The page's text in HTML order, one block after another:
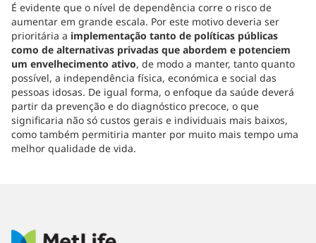
É evidente que o nível de dependência corre o risco de
aumentar em grande escala. Por este motivo deveria ser
prioritária a implementação tanto de políticas públicas
como de alternativas privadas que abordem e potenciem
um envelhecimento ativo, de modo a manter, tanto quanto
possível, a independência física, económica e social das
pessoas idosas. De igual forma, o enfoque da saúde deverá
partir da prevenção e do diagnóstico precoce, o que
significaria não só custos gerais e individuais mais baixos,
como também permitiria manter por muito mais tempo uma
melhor qualidade de vida.